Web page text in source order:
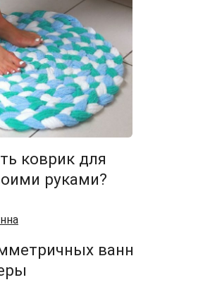
коврик для
руками?
ванн